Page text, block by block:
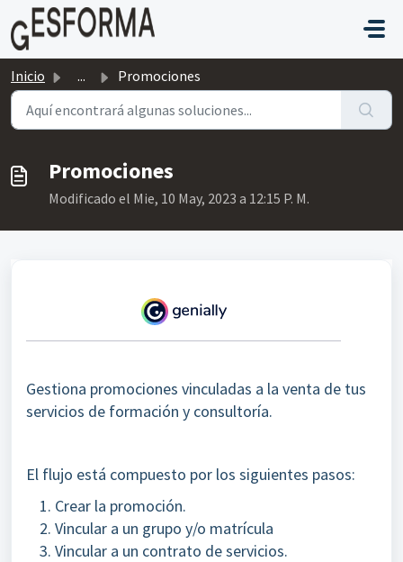
Saltar al contenido principal
Inicio ... Promociones
Promociones
Modificado el Mie, 10 May, 2023 a 12:15 P. M.
Gestiona promociones vinculadas a la venta de tus
servicios de formación y consultoría.
El flujo está compuesto por los siguientes pasos:
Crear la promoción.
Vincular a un grupo y/o matrícula
Vincular a un contrato de servicios.